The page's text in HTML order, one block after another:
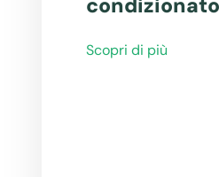
Scopri di più